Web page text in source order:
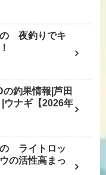
の 夜釣りでキ
釣果情報|芦田
ウナギ【2026年
ライトロッ
の活性高まっ